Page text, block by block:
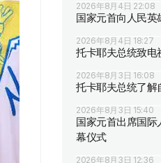
2026年8月4日 22:08
国家元首向人民英
2026年8月4日 18:27
托卡耶夫总统致电
2026年8月3日 16:08
托卡耶夫总统了
2026年8月3日 15:40
国家元首出席国
幕仪式
2026年8月3日 12:36